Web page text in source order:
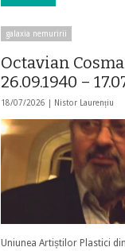
galaxia nemuririi
Octavian
26.09.1940 –
18/07/2026 | Nistor Laurențiu
Uniunea Artiștilor Plastici